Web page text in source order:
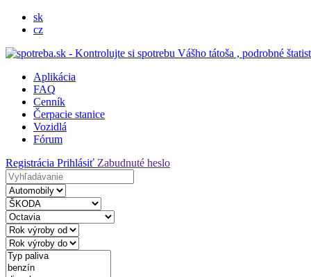
sk
cz
Aplikácia
FAQ
Cenník
Čerpacie stanice
Vozidlá
Fórum
Registrácia Prihlásiť Zabudnuté heslo